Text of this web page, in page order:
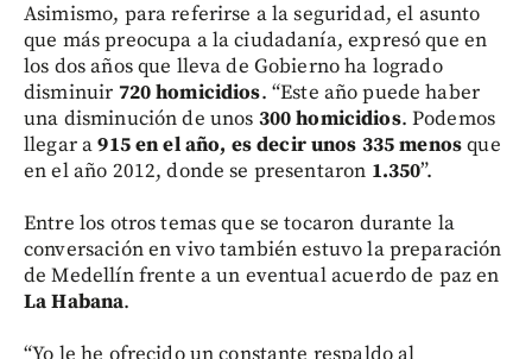
Asimismo, para referirse a la seguridad, el asunto
que más preocupa a la ciudadanía, expresó que en
los dos años que lleva de Gobierno ha logrado
disminuir 720 homicidios. “Este año puede haber
una disminución de unos 300 homicidios. Podemos
llegar a915 en el año, es decir unos 335 menosque
en el año 2012, donde se presentaron 1.350”.
Entre los otros temas que se tocaron durante la
conversación en vivo también estuvo la preparación
de Medellín frente a un eventual acuerdo de paz en
La Habana.